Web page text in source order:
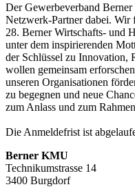
Der Gewerbeverband
Netzwerk-Partner dabei. Wir
28. Berner Wirtschafts- und
unter dem inspirierenden
der Schlüssel zu Innovation,
wollen gemeinsam
unseren Organisationen
zu begegnen und neue
zum Anlass und zum
Die Anmeldefrist ist
Berner KMU
Technikumstrasse 14
3400 Burgdorf